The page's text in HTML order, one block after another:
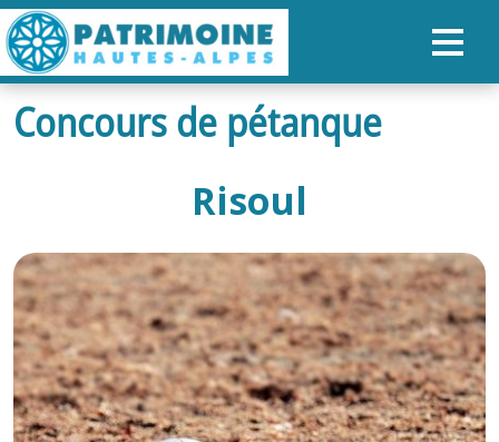
ACCUEIL
PATRIMOINE
RANDONNÉES
ORGANISER SON SÉJOUR
RECHERCHER
Concours de pétanque
Risoul